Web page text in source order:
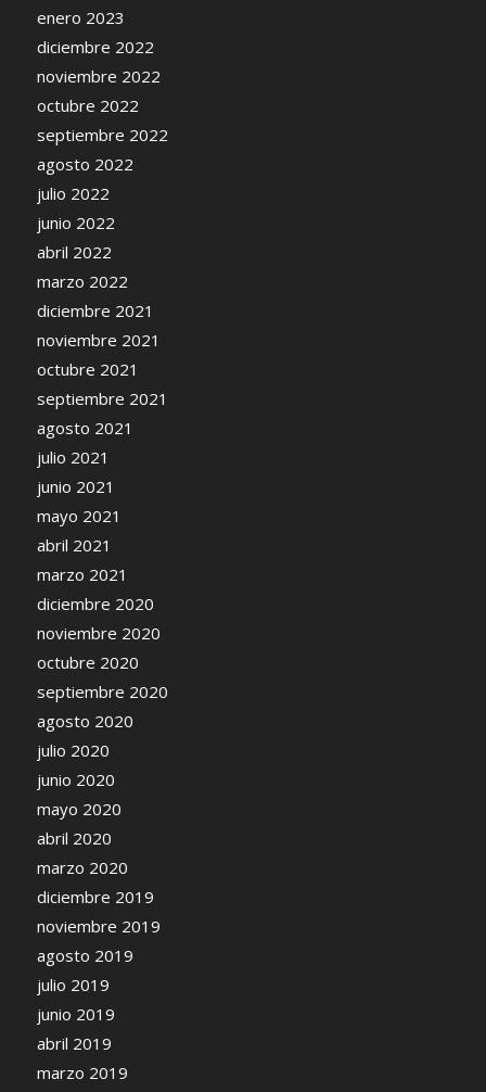
enero 2023
diciembre 2022
noviembre 2022
octubre 2022
septiembre 2022
agosto 2022
julio 2022
junio 2022
abril 2022
marzo 2022
diciembre 2021
noviembre 2021
octubre 2021
septiembre 2021
agosto 2021
julio 2021
junio 2021
mayo 2021
abril 2021
marzo 2021
diciembre 2020
noviembre 2020
octubre 2020
septiembre 2020
agosto 2020
julio 2020
junio 2020
mayo 2020
abril 2020
marzo 2020
diciembre 2019
noviembre 2019
agosto 2019
julio 2019
junio 2019
abril 2019
marzo 2019